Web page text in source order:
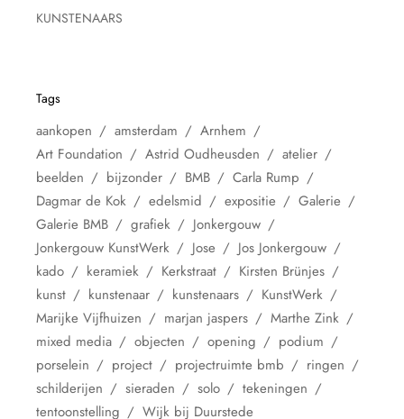
KUNSTENAARS
Tags
aankopen amsterdam
Arnhem
Art Foundation
Astrid Oudheusden
atelier
beelden
bijzonder BMB
Carla Rump
Dagmar de Kok
edelsmid expositie
Galerie
Galerie BMB
grafiek
Jonkergouw
Jonkergouw KunstWerk
Jose
Jos Jonkergouw
kado
keramiek Kerkstraat
Kirsten Brünjes
kunst
kunstenaar kunstenaars
KunstWerk
Marijke Vijfhuizen
marjan jaspers
Marthe Zink
mixed media
objecten opening
podium
porselein
project projectruimte bmb
ringen
schilderijen
sieraden solo
tekeningen
tentoonstelling
Wijk bij Duurstede